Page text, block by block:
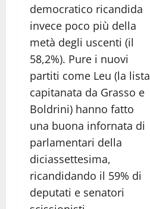
democratico ricandida
invece poco più della
metà degli uscenti (il
58,2%). Pure i nuovi
partiti come Leu (la lista
capitanata da Grasso e
Boldrini) hanno fatto
una buona infornata di
parlamentari della
diciassettesima,
ricandidando il 59% di
deputati e senatori